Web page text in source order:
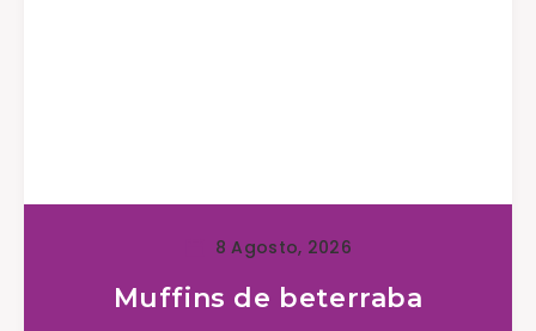
8 Agosto, 2026
Muffins de beterraba